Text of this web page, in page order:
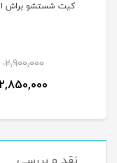
کیت شستشو براش
2,900,000
2,850,000